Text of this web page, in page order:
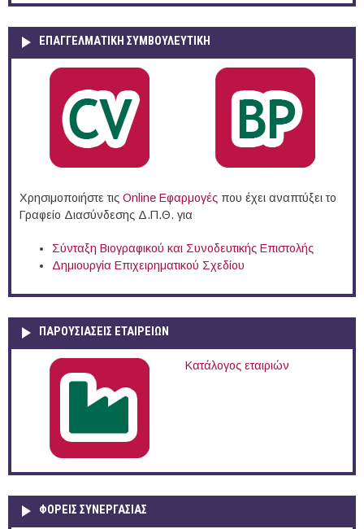
ΕΠΑΓΓΕΛΜΑΤΙΚΉ ΣΥΜΒΟΥΛΕΥΤΙΚΉ
Χρησιμοποιήστε τις Online Eφαρμογές που έχει αναπτύξει το
Γραφείο Διασύνδεσης Δ.Π.Θ. για
Σύνταξη Βιογραφικού και Συνοδευτικής Επιστολής
Δημιουργία Επιχειρηματικού Σχεδίου
ΠΑΡΟΥΣΙΆΣΕΙΣ ΕΤΑΙΡΕΙΏΝ
Κατάλογος εταιριών
ΦΟΡΕΙΣ ΣΥΝΕΡΓΑΣΙΑΣ